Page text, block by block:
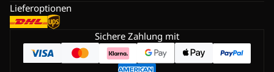
Lieferoptionen
Sichere Zahlung mit